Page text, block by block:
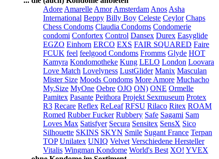
Adore Amarelle Amor Amsterdam Anos Asha
International Beppy Billy Boy Celeste Ceylor Chaps
Chess Condoms Claudia Condoms Condomerie
condomi Confortex Control Dansex Durex Easyglide
EGZO Einhorn ERCO EXS FAIR SQUARED Faire
FCUK feel feelgood Condoms Fromms Glyde HOT
Kamyra Kondomotheke Kung LELO London Loovara
Love Match Lovelyness LustGlider Manix Masculan
Mister Size Moods Condoms More Amore Muchacho
My.Size MyOne Oebre OJO ON) ONE Ormelle
Pamitex Pasante Peithora Projekt Sexmuseum Protex
R3 Recare Reflex ReLeaf RFSU Rilaco Ritex ROAM
Romed Rubber Fucker Rubbery Safe Sagami Sam
Loves Max Satisfyer Secura Sensitex SensX Sico
Silhouette SKINS SKYN Smile Sugant France Terpan
TOP Unilatex UNIQ Velvet Verschiedene Hersteller
Vitalis Wingman Kondome World's Best XO! YVEX